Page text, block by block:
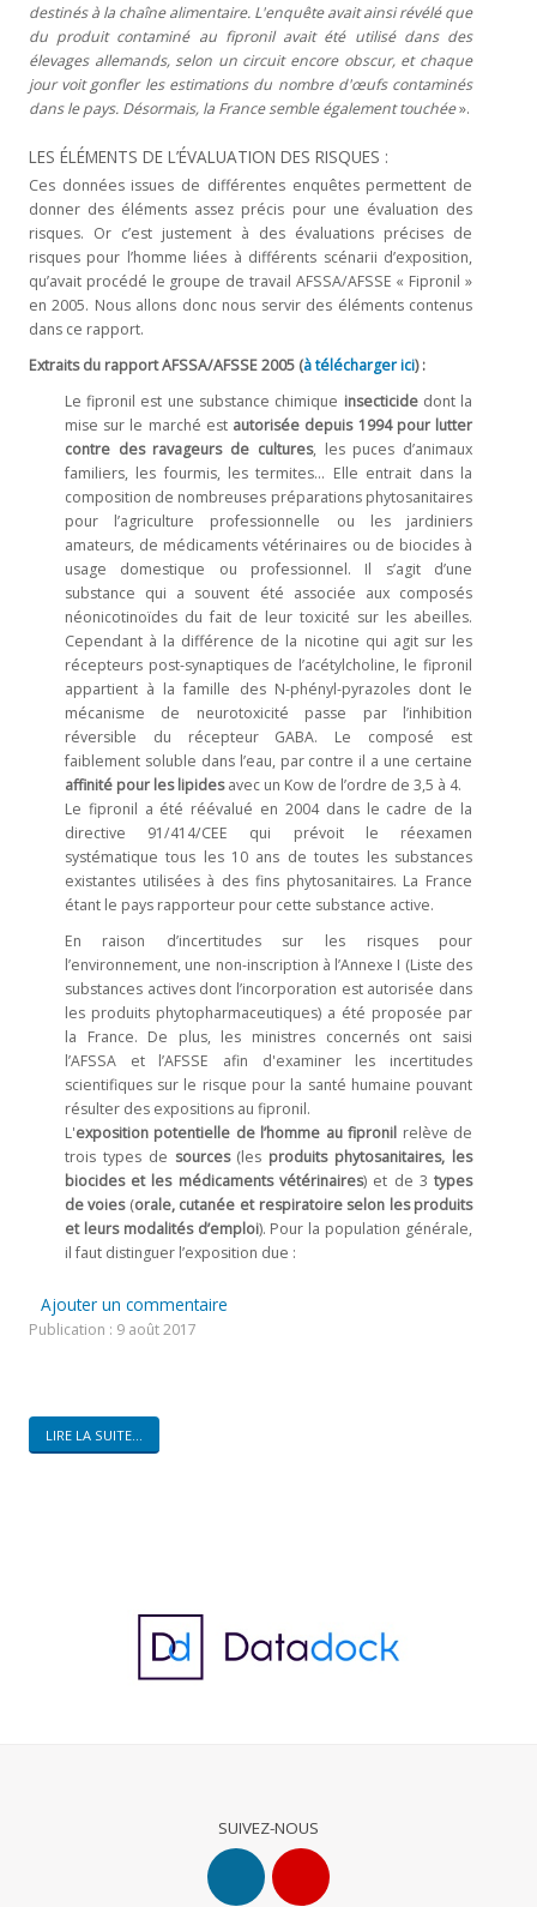
destinés à la chaîne alimentaire. L'enquête avait ainsi révélé que
du produit contaminé au fipronil avait été utilisé dans des
élevages allemands, selon un circuit encore obscur, et chaque
jour voit gonfler les estimations du nombre d'œufs contaminés
dans le pays. Désormais, la France semble également touchée».
LES ÉLÉMENTS DE L’ÉVALUATION DES RISQUES :
Ces données issues de différentes enquêtes permettent de
donner des éléments assez précis pour une évaluation des
risques. Or c’est justement à des évaluations précises de
risques pour l’homme liées à différents scénarii d’exposition,
qu’avait procédé le groupe de travail AFSSA/AFSSE « Fipronil »
en 2005. Nous allons donc nous servir des éléments contenus
dans ce rapport.
Extraits du rapport AFSSA/AFSSE 2005 (à télécharger ici) :
Le fipronil est une substance chimique insecticidedont la
mise sur le marché est autorisée depuis 1994 pour lutter
contre des ravageurs de cultures, les puces d’animaux
familiers, les fourmis, les termites... Elle entrait dans la
composition de nombreuses préparations phytosanitaires
pour l’agriculture professionnelle ou les jardiniers
amateurs, de médicaments vétérinaires ou de biocides à
usage domestique ou professionnel. Il s’agit d’une
substance qui a souvent été associée aux composés
néonicotinoïdes du fait de leur toxicité sur les abeilles.
Cependant à la différence de la nicotine qui agit sur les
récepteurs post-synaptiques de l’acétylcholine, le fipronil
appartient à la famille des N-phényl-pyrazoles dont le
mécanisme de neurotoxicité passe par l’inhibition
réversible du récepteur GABA. Le composé est
faiblement soluble dans l’eau, par contre il a une certaine
affinité pour les lipidesavec un Kow de l’ordre de 3,5 à 4.
Le fipronil a été réévalué en 2004 dans le cadre de la
directive 91/414/CEE qui prévoit le réexamen
systématique tous les 10 ans de toutes les substances
existantes utilisées à des fins phytosanitaires. La France
étant le pays rapporteur pour cette substance active.
En raison d’incertitudes sur les risques pour
l’environnement, une non-inscription à l’Annexe I (Liste des
substances actives dont l’incorporation est autorisée dans
les produits phytopharmaceutiques) a été proposée par
la France. De plus, les ministres concernés ont saisi
l’AFSSA et l’AFSSE afin d'examiner les incertitudes
scientifiques sur le risque pour la santé humaine pouvant
résulter des expositions au fipronil.
L'exposition potentielle de l’homme au fipronil relève de
trois types de sources(les produits phytosanitaires, les
biocides et les médicaments vétérinaires) et de 3 types
de voies(orale, cutanée et respiratoire selon les produits
et leurs modalités d’emploi). Pour la population générale,
il faut distinguer l’exposition due :
Ajouter un commentaire
Publication : 9 août 2017
LIRE LA SUITE...
SUIVEZ-NOUS